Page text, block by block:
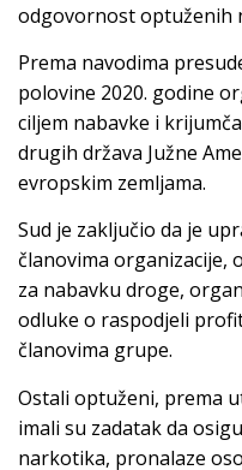
odgovornost optuženih
Prema navodima
polovine 2020. godine
ciljem nabavke i
drugih država Južne
evropskim zemljama.
Sud je zaključio da je
članovima organizacije,
za nabavku droge,
odluke o raspodjeli
članovima grupe.
Ostali optuženi, prema
imali su zadatak da
narkotika, pronalaze